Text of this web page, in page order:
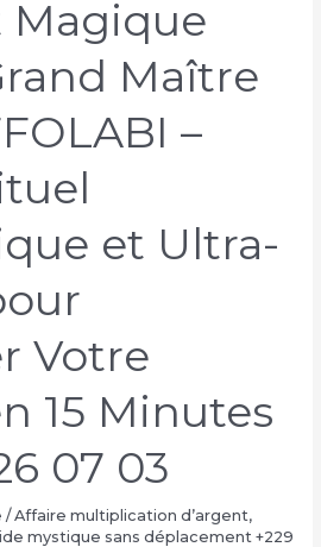
Magique
Maître
–
et Ultra-
Votre
15 Minutes
07 03
/Affaire multiplication d’argent,
mystique sans déplacement +229